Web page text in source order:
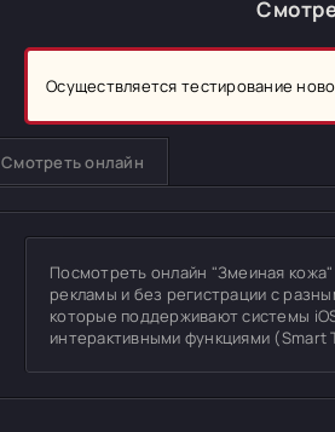
Осуществляется тестирование
Смотреть онлайн
Посмотреть онлайн "Змеиная кожа"
рекламы и без регистрации с
которые поддерживают системы
интерактивными функциями (Smart